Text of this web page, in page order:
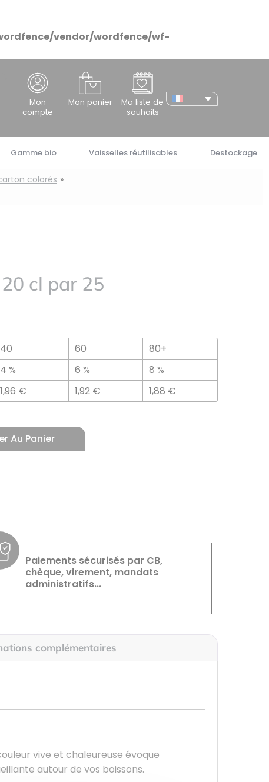
vendor/wordfence/wf-
Mon
compte
Mon panier
Ma liste de
souhaits
Gamme bio Vaisselles réutilisables Destockage
colorés
cl par 25
40
4 %
1,96 €
60
6 %
1,92 €
80+
8 %
1,88 €
Au Panier
Paiements sécurisés par CB,
chèque, virement, mandats
administratifs...
complémentaires
vive et chaleureuse évoque
autour de vos boissons.